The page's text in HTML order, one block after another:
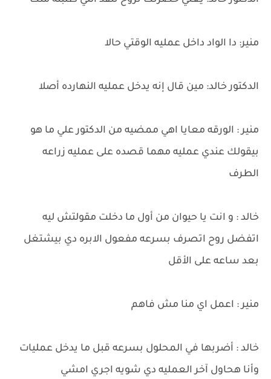
منير: دا الواد داخل عمليه الوقتي حالا
الدكتور خالد: مين قال إنه يدخل عمليه النهارده أصلا
منير : الورقه معايا اهي ممضيه من الدكتور علي ما هو
بيقولك عندي عمليه مهما قصده على عمليه زراعه
الطرف
خالد : و انت يا حيوان من أول ما دخلت مقولتش ليه
اتفضل روح اتصرف بسرعه مفعول الابره دي بيشتغل
بعد ساعه على الأقل
منير : اعمل اي منا مش فاهم
خالد : أضربها في المحلول بسرعه قبل ما يدخل عمليات
وأنا هحاول آخر العمليه دي شويه اجري امشي